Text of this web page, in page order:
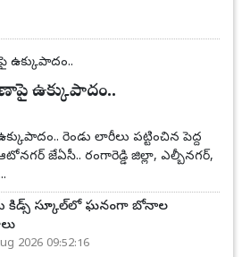
ఉక్కుపాదం..
రెండు లారీలు పట్టించిన పెద్ద
జేఏసీ.. రంగారెడ్డి జిల్లా, ఎల్బీనగర్,
కిడ్స్ స్కూల్‌లో ఘనంగా బోనాల
2026 09:52:16